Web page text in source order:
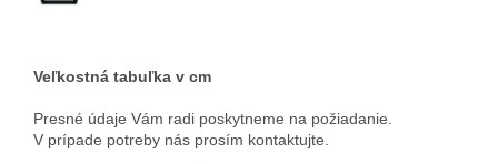
Veľkostná tabuľka v cm
Presné údaje Vám radi poskytneme na požiadanie.
V prípade potreby nás prosím kontaktujte.